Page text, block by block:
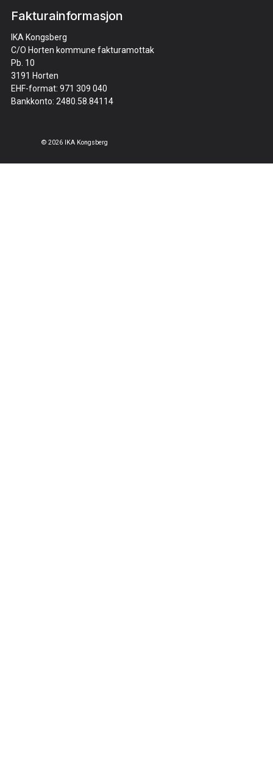
Fakturainformasjon
IKA Kongsberg
C/O Horten kommune fakturamottak
Pb. 10
3191 Horten
EHF-format: 971 309 040
Bankkonto: 2480.58.84114
© 2026 IKA Kongsberg